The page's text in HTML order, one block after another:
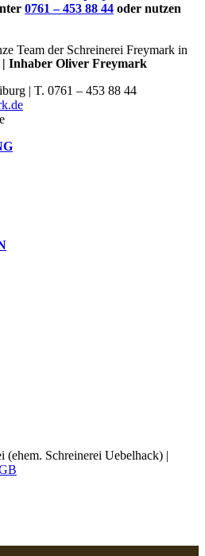
0761 – 453 88 44 oder nutzen
Team der Schreinerei Freymark in
Inhaber Oliver Freymark
| T. 0761 – 453 88 44
Schreinerei Uebelhack) |